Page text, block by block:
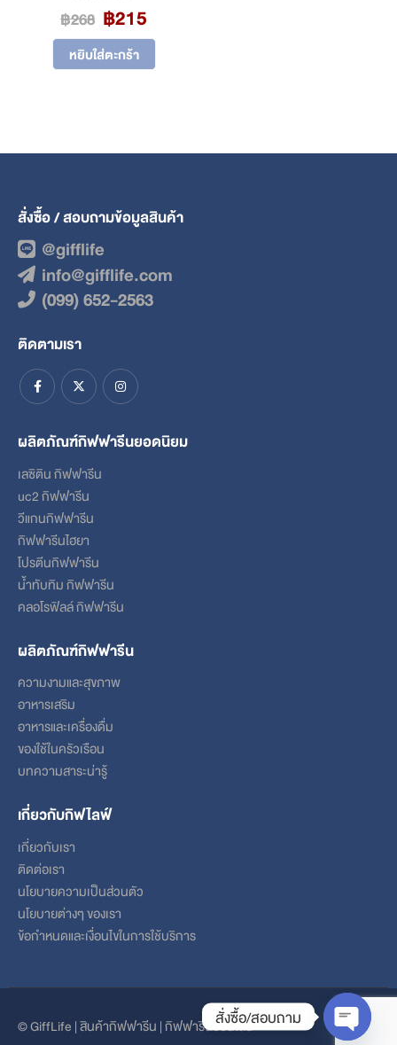
฿268 Original
price
was:
฿268.
฿215Current
price
฿215.
หยิบใส่ตะกร้า
สั่งซื้อ / สอบถามข้อมูลสินค้า
@gifflife
info@gifflife.com
(099) 652-2563
ติดตามเรา
ผลิตภัณฑ์กิฟฟารีนยอดนิยม
เลซิติน กิฟฟารีน
uc2 กิฟฟารีน
วีแกนกิฟฟารีน
กิฟฟารีนไฮยา
โปรตีนกิฟฟารีน
น้ำทับทิม กิฟฟารีน
คลอโรฟิลล์ กิฟฟารีน
ผลิตภัณฑ์กิฟฟารีน
ความงามและสุขภาพ
อาหารเสริม
อาหารและเครื่องดื่ม
ของใช้ในครัวเรือน
บทความสาระน่ารู้
เกี่ยวกับกิฟไลฟ์
เกี่ยวกับเรา
ติดต่อเรา
นโยบายความเป็นส่วนตัว
นโยบายต่างๆ ของเรา
ข้อกําหนดและเงื่อนไขในการใช้บริการ
© GiffLife | สินค้ากิฟฟารีน | กิฟฟารีนออนไลน์สั่งซื้อ/สอบถาม